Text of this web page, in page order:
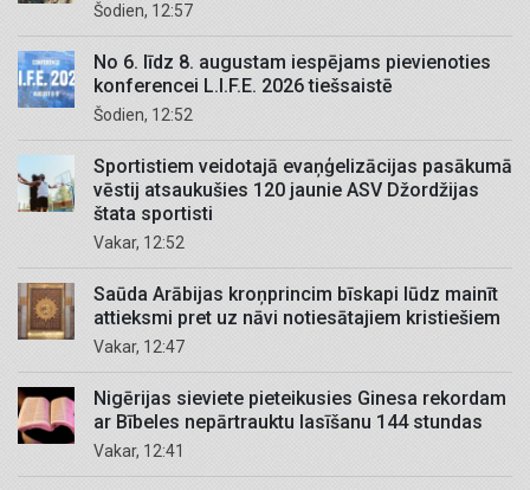
Šodien, 12:57
No 6. līdz 8. augustam iespējams pievienoties
konferencei L.I.F.E. 2026 tiešsaistē
Šodien, 12:52
Sportistiem veidotajā evaņģelizācijas pasākumā
vēstij atsaukušies 120 jaunie ASV Džordžijas
štata sportisti
Vakar, 12:52
Saūda Arābijas kroņprincim bīskapi lūdz mainīt
attieksmi pret uz nāvi notiesātajiem kristiešiem
Vakar, 12:47
Nigērijas sieviete pieteikusies Ginesa rekordam
ar Bībeles nepārtrauktu lasīšanu 144 stundas
Vakar, 12:41